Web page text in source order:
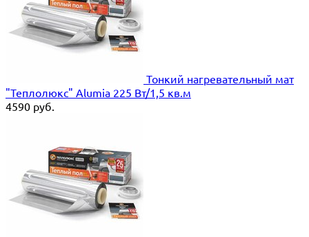
Тонкий нагревательный мат
"Теплолюкс" Alumia 225 Вт/1,5 кв.м
4590 руб.